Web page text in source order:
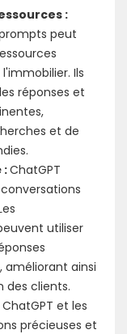
:
peut
Ils
réponses et
et de
:ChatGPT
utiliser
améliorant ainsi
des clients.
ChatGPT et les
précieuses et